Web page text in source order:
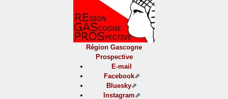
Région Gascogne
Prospective
E-mail
Facebook
Bluesky
Instagram